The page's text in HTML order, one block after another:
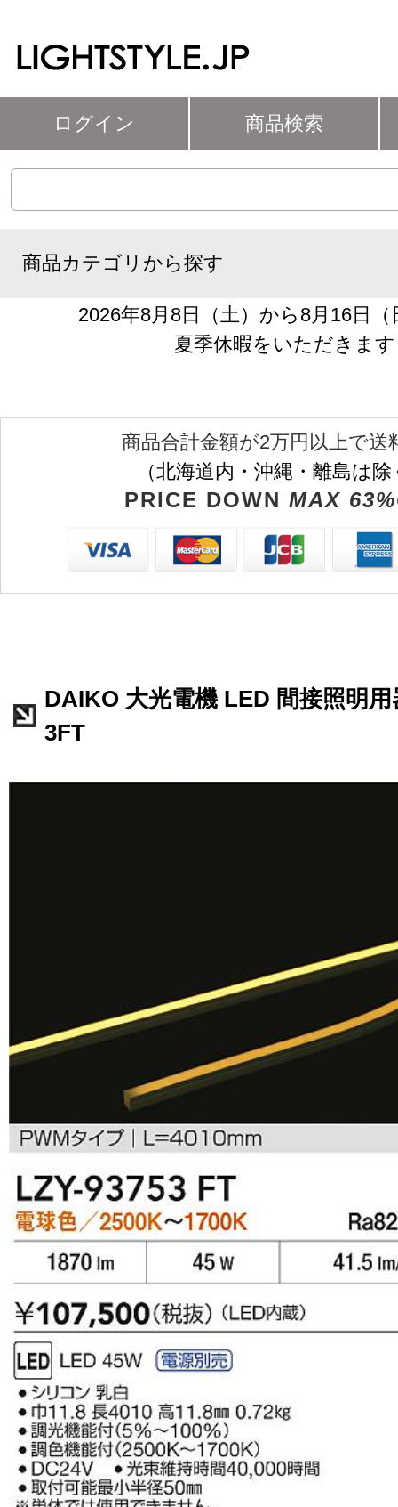
ログイン 商品検索
商品カテゴリから探す
2026年8月8日（土）から8月16日
夏季休暇をいただきます
商品合計金額が2万円以上で送
（北海道内・沖縄・離島は
PRICE DOWN MAX
DAIKO 大光電機 LED 間接照明
3FT